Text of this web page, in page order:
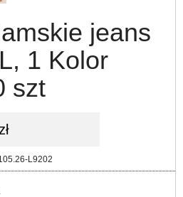
jeans
1 Kolor
szt
L9202